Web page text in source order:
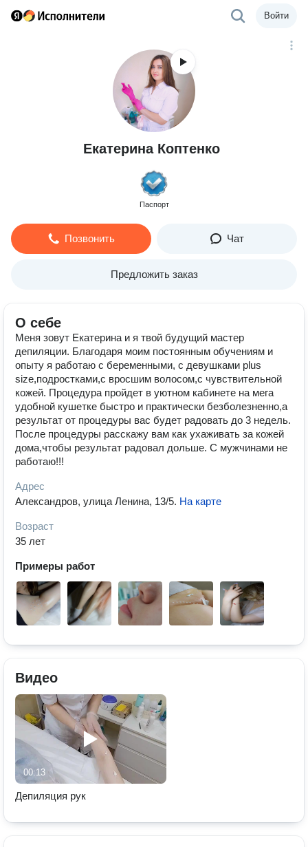
Войти
Екатерина Коптенко
Паспорт
Позвонить Чат
Предложить заказ
О себе
Меня зовут Екатерина и я твой будущий мастер
депиляции. Благодаря моим постоянным обучениям и
опыту я работаю с беременными, с девушками plus
size,подростками,с вросшим волосом,с чувствительной
кожей. Процедура пройдет в уютном кабинете на мега
удобной кушетке быстро и практически безболезненно,а
результат от процедуры вас будет радовать до 3 недель.
После процедуры расскажу вам как ухаживать за кожей
дома,чтобы результат радовал дольше. С мужчинами не
работаю!!!
Адрес
Александров, улица Ленина, 13/5. На карте
Возраст
35 лет
Примеры работ
Видео
00:13
Депиляция рук